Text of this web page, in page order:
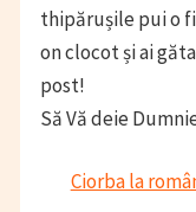
thipărușile pui o
on clocot și ai
post!
Să Vă deie
Ciorba la